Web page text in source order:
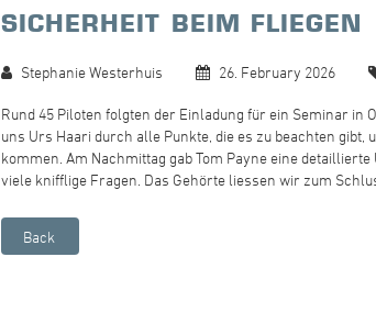
SICHERHEIT BEIM FLIEGEN
Stephanie Westerhuis 26. February 2026
Rund 45 Piloten folgten der Einladung für ein Seminar in
uns Urs Haari durch alle Punkte, die es zu beachten
kommen. Am Nachmittag gab Tom Payne eine
viele knifflige Fragen. Das Gehörte liessen wir zum